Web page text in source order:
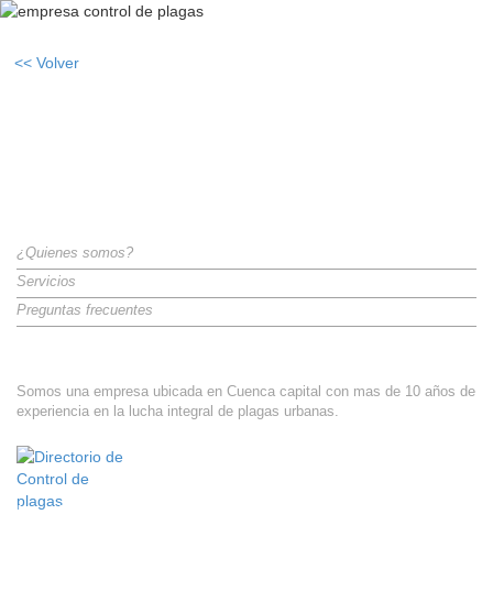
<< Volver
¿Quienes somos?
Servicios
Preguntas frecuentes
Somos una empresa ubicada en Cuenca capital con mas de 10 años de
experiencia en la lucha integral de plagas urbanas.
Localización